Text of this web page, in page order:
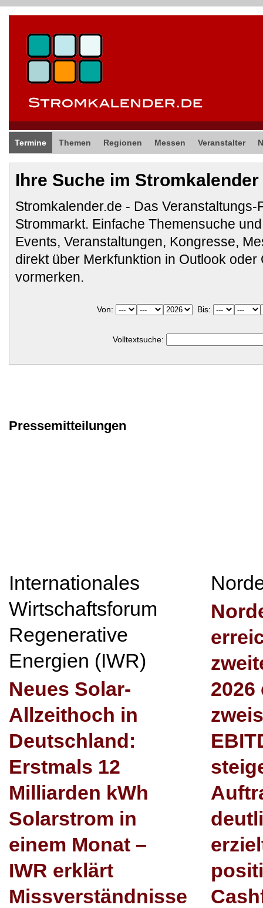
Termine Themen Regionen Messen Veranstalter
Ihre Suche im Stromkalender
Stromkalender.de - Das Veranstaltungs-
Strommarkt. Einfache Themensuche
Events, Veranstaltungen, Kongresse,
direkt über Merkfunktion in Outlook oder
vormerken.
Von: Bis:
Volltextsuche:
Pressemitteilungen
Internationales
Wirtschaftsforum
Regenerative
Energien (IWR)
Neues Solar-
Allzeithoch in
Deutschland:
Erstmals 12
Milliarden kWh
Solarstrom in
einem Monat –
IWR erklärt
Missverständnisse
2026